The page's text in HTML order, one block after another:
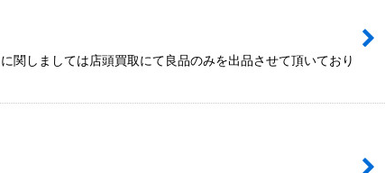
関しましては店頭買取にて良品のみを出品させて頂いており